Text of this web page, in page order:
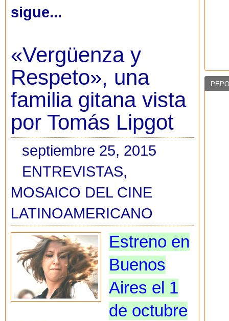
sigue...
«Vergüenza y
Respeto», una
familia gitana vista
por Tomás Lipgot
septiembre 25, 2015
ENTREVISTAS,
MOSAICO DEL CINE
LATINOAMERICANO
Estreno en
Buenos
Aires el 1
de octubre